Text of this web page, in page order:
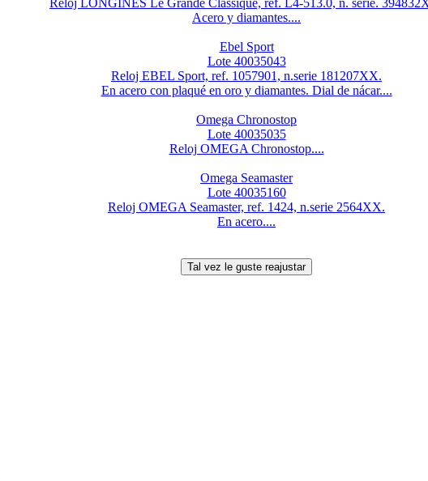
Acero y diamantes....
Ebel Sport
Lote 40035043
Reloj EBEL Sport, ref. 1057901, n.serie 181207XX.
En acero con plaqué en oro y diamantes. Dial de nácar....
Omega Chronostop
Lote 40035035
Reloj OMEGA Chronostop....
Omega Seamaster
Lote 40035160
Reloj OMEGA Seamaster, ref. 1424, n.serie 2564XX.
En acero....